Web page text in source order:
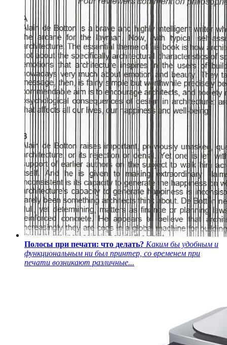
Полосы при печати: что делать? Каким бы удобным и
функциональным ни был принтер, со временем при
печати возникают различные...